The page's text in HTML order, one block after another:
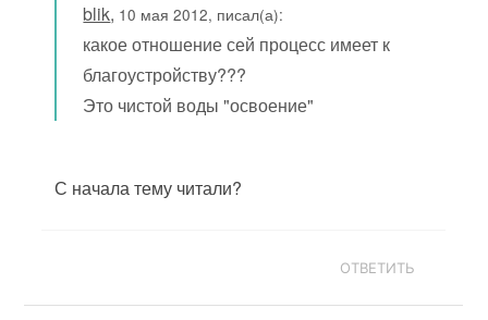
blik, 10 мая 2012, писал(а):
какое отношение сей процесс имеет к
благоустройству???
Это чистой воды "освоение"
С начала тему читали?
ОТВЕТИТЬ